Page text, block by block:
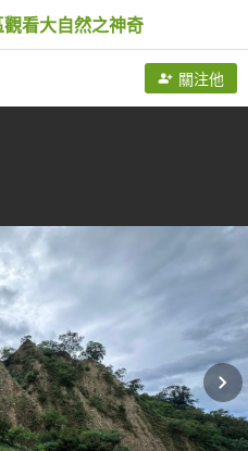
看大自然之神奇
關注他